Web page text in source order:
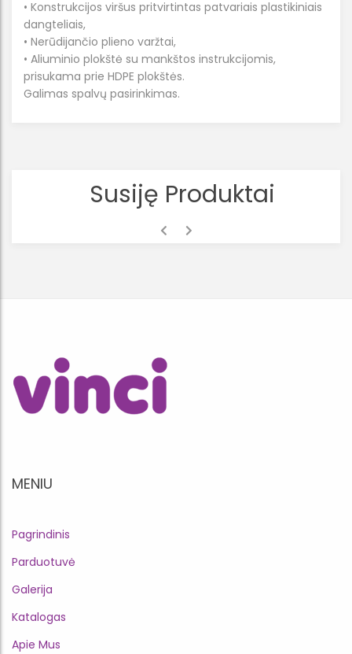
• Konstrukcijos viršus pritvirtintas patvariais plastikiniais
dangteliais,
• Nerūdijančio plieno varžtai,
• Aliuminio plokštė su mankštos instrukcijomis,
prisukama prie HDPE plokštės.
Galimas spalvų pasirinkimas.
Susiję Produktai
MENIU
Pagrindinis
Parduotuvė
Galerija
Katalogas
Apie Mus